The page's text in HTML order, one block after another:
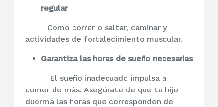
regular
Como correr o saltar, caminar y
actividades de fortalecimiento muscular.
Garantiza las horas de sueño necesarias
El sueño inadecuado impulsa a
comer de más. Asegúrate de que tu hijo
duerma las horas que corresponden de